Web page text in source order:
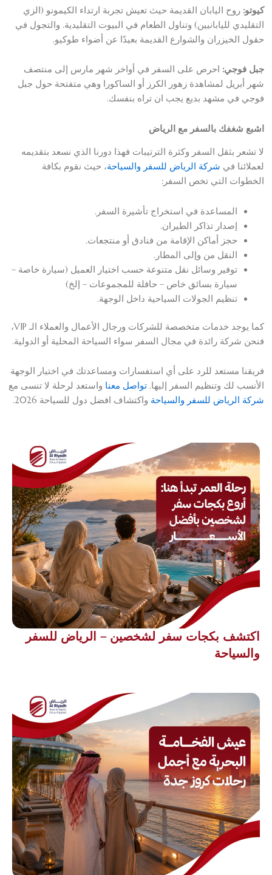
كيوتو: روح اليابان القديمة حيث تعيش تجربة ارتداء الكيمونو (الزي
التقليدي لليابانيين) وتناول الطعام في البيوت التقليدية. والتجول في
حقول الخيزران والشوارع القديمة بعيدًا عن أضواء طوكيو.
جبل فوجي: احرص على السفر في أواخر شهر مارس إلى منتصف
شهر أبريل لمشاهدة زهور الكرز أو الساكورا وهي متفتحة حول جبل
فوجي في مشهد بديع يجب ان تراه بنفسك.
اشبع شغفك بالسفر مع الرياض
لا تشعر بثقل السفر وكثرة الترتيبات فهذا دورنا الذي نسعد بتقديمه
لعملائنا في شركة الرياض للسفر والسياحة، حيث نقوم بكافة
الخطوات التي تخص السفر:
المساعدة في استخراج تأشيرة السفر.
إصدار تذاكر الطيران.
حجز أماكن الإقامة من فنادق أو منتجعات.
النقل من وإلى المطار.
توفير وسائل نقل متنوعة حسب اختيار العميل (سيارة خاصة –
سيارة بسائق خاص – حافلة للمجموعات – إلخ)
تنظيم الجولات السياحية داخل الوجهة.
كما يوجد خدمات متخصصة للشركات ورجال الأعمال والعملاء الـ VIP،
فنحن شركة رائدة في مجال السفر سواء السياحة المحلية أو الدولية.
فريقنا مستعد للرد على أي استفسارات ومساعدتك في اختيار الوجهة
الأنسب لك وتنظيم السفر إليها.تواصل معنا واستعد لرحلة لا تنسى مع
شركة الرياض للسفر والسياحة واكتشاف افضل دول للسياحة 2026.
اكتشف بكجات سفر لشخصين – الرياض للسفر
والسياحة